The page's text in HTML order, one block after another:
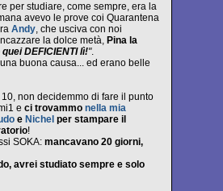
per studiare, come sempre, era la
avevo le prove coi Quarantena
Andy, che usciva con noi
la dolce metà, Pina la
quei DEFICIENTI lì!".
buona causa... ed erano belle
non decidemmo di fare il punto
e ci trovammo nella mia
e Nichel per stampare il
!
SOKA: mancavano 20 giorni,
avrei studiato sempre e solo